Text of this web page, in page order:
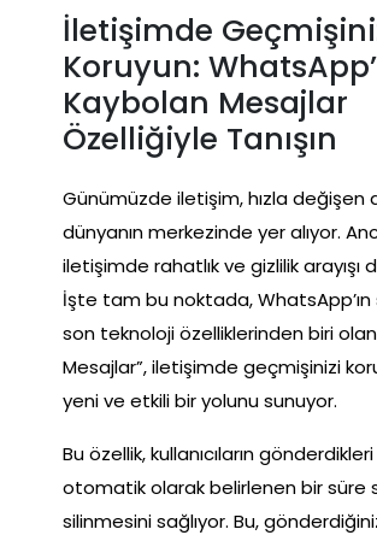
İletişimde
Koruyun:
Kaybolan Mesajlar
Özelliğiyle Tanışın
Günümüzde iletişim, hızla değişen
dünyanın merkezinde yer alıyor.
iletişimde rahatlık ve gizlilik arayışı
İşte tam bu noktada,
son teknoloji özelliklerinden biri
Mesajlar”, iletişimde geçmişinizi
yeni ve etkili bir yolunu sunuyor.
Bu özellik, kullanıcıların
otomatik olarak belirlenen bir süre
silinmesini sağlıyor. Bu,